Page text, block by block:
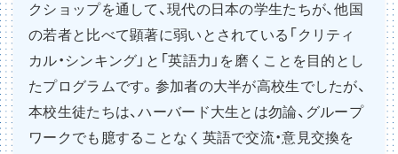
クショップを通して、現代の日本の学生たちが、他国
の若者と比べて顕著に弱いとされている「クリティ
カル・シンキング」と「英語力」を磨くことを目的とし
たプログラムです。参加者の大半が高校生でしたが、
本校生徒たちは、ハーバード大生とは勿論、グループ
ワークでも臆することなく英語で交流・意見交換を